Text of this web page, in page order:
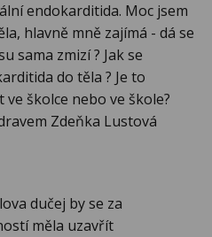
endokarditida. Moc jsem
hlavně mně zajímá - dá se
sama zmizí ? Jak se
do těla ? Je to
školce nebo ve škole?
Zdeňka Lustová
dučej by se za
měla uzavřít